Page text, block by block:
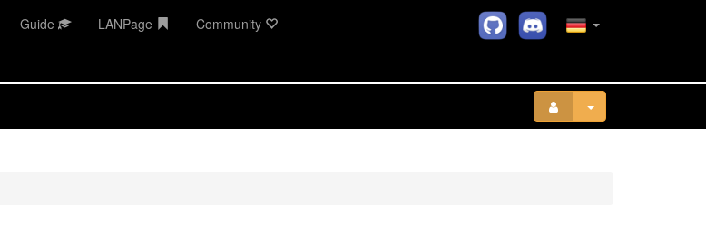
Guide LANPage Community